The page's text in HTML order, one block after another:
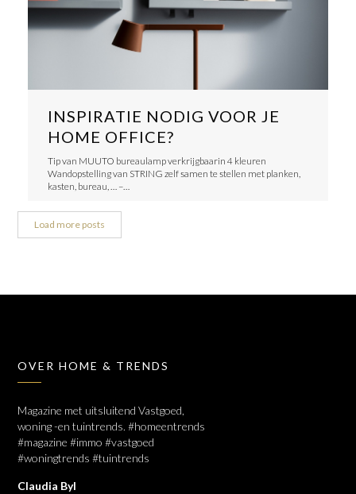
INSPIRATIE NODIG VOOR JE
HOME OFFICE?
Tip van MUUTO bureaulamp verkrijgbaarin 4 kleuren
Wandopstelling van STRING zelf samen te stellen met planken,
kasten, bureau, … –…
Load more posts
OVER HOME & TRENDS
Magazine met uitsluitend Vastgoed,
woning -en tuintrends. #homeentrends
#magazine #immo #vastgoed
#woningtrends #tuintrends
Claudia Byl